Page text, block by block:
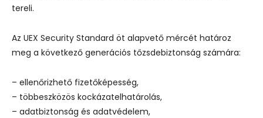
tereli.
Az UEX Security Standard öt alapvető mércét határoz
meg a következő generációs tőzsdebiztonság számára:
– ellenőrizhető fizetőképesség,
– többeszközös kockázatelhatárolás,
– adatbiztonság és adatvédelem,